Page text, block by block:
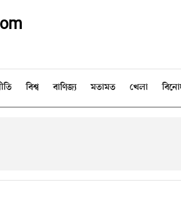
বিশ্ব বাণিজ্য মতামত খেলা